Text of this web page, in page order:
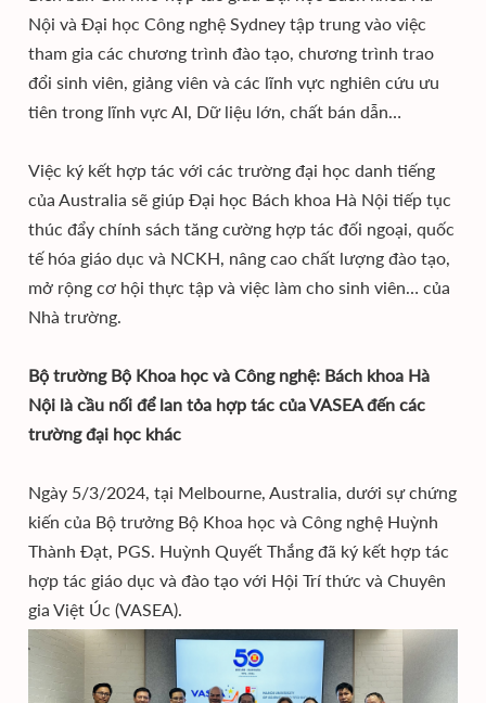
Nội và Đại học Công nghệ Sydney tập trung vào việc
tham gia các chương trình đào tạo, chương trình trao
đổi sinh viên, giảng viên và các lĩnh vực nghiên cứu ưu
tiên trong lĩnh vực AI, Dữ liệu lớn, chất bán dẫn…
Việc ký kết hợp tác với các trường đại học danh tiếng
của Australia sẽ giúp Đại học Bách khoa Hà Nội tiếp tục
thúc đẩy chính sách tăng cường hợp tác đối ngoại, quốc
tế hóa giáo dục và NCKH, nâng cao chất lượng đào tạo,
mở rộng cơ hội thực tập và việc làm cho sinh viên… của
Nhà trường.
Bộ trường Bộ Khoa học và Công nghệ: Bách khoa Hà
Nội là cầu nối để lan tỏa hợp tác của VASEA đến các
trường đại học khác
Ngày 5/3/2024, tại Melbourne, Australia, dưới sự chứng
kiến của Bộ trưởng Bộ Khoa học và Công nghệ Huỳnh
Thành Đạt, PGS. Huỳnh Quyết Thắng đã ký kết hợp tác
hợp tác giáo dục và đào tạo với Hội Trí thức và Chuyên
gia Việt Úc (VASEA).